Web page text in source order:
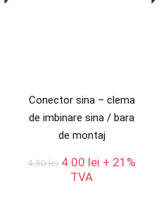
Conector sina – clema
de imbinare sina / bara
de montaj
4.50lei Prețul
inițial
4.00 lei Prețul
+ 21%
TVA